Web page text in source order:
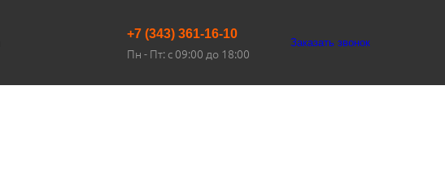
+7 (343) 361-16-10
Пн - Пт: с 09:00 до 18:00
Заказать звонок